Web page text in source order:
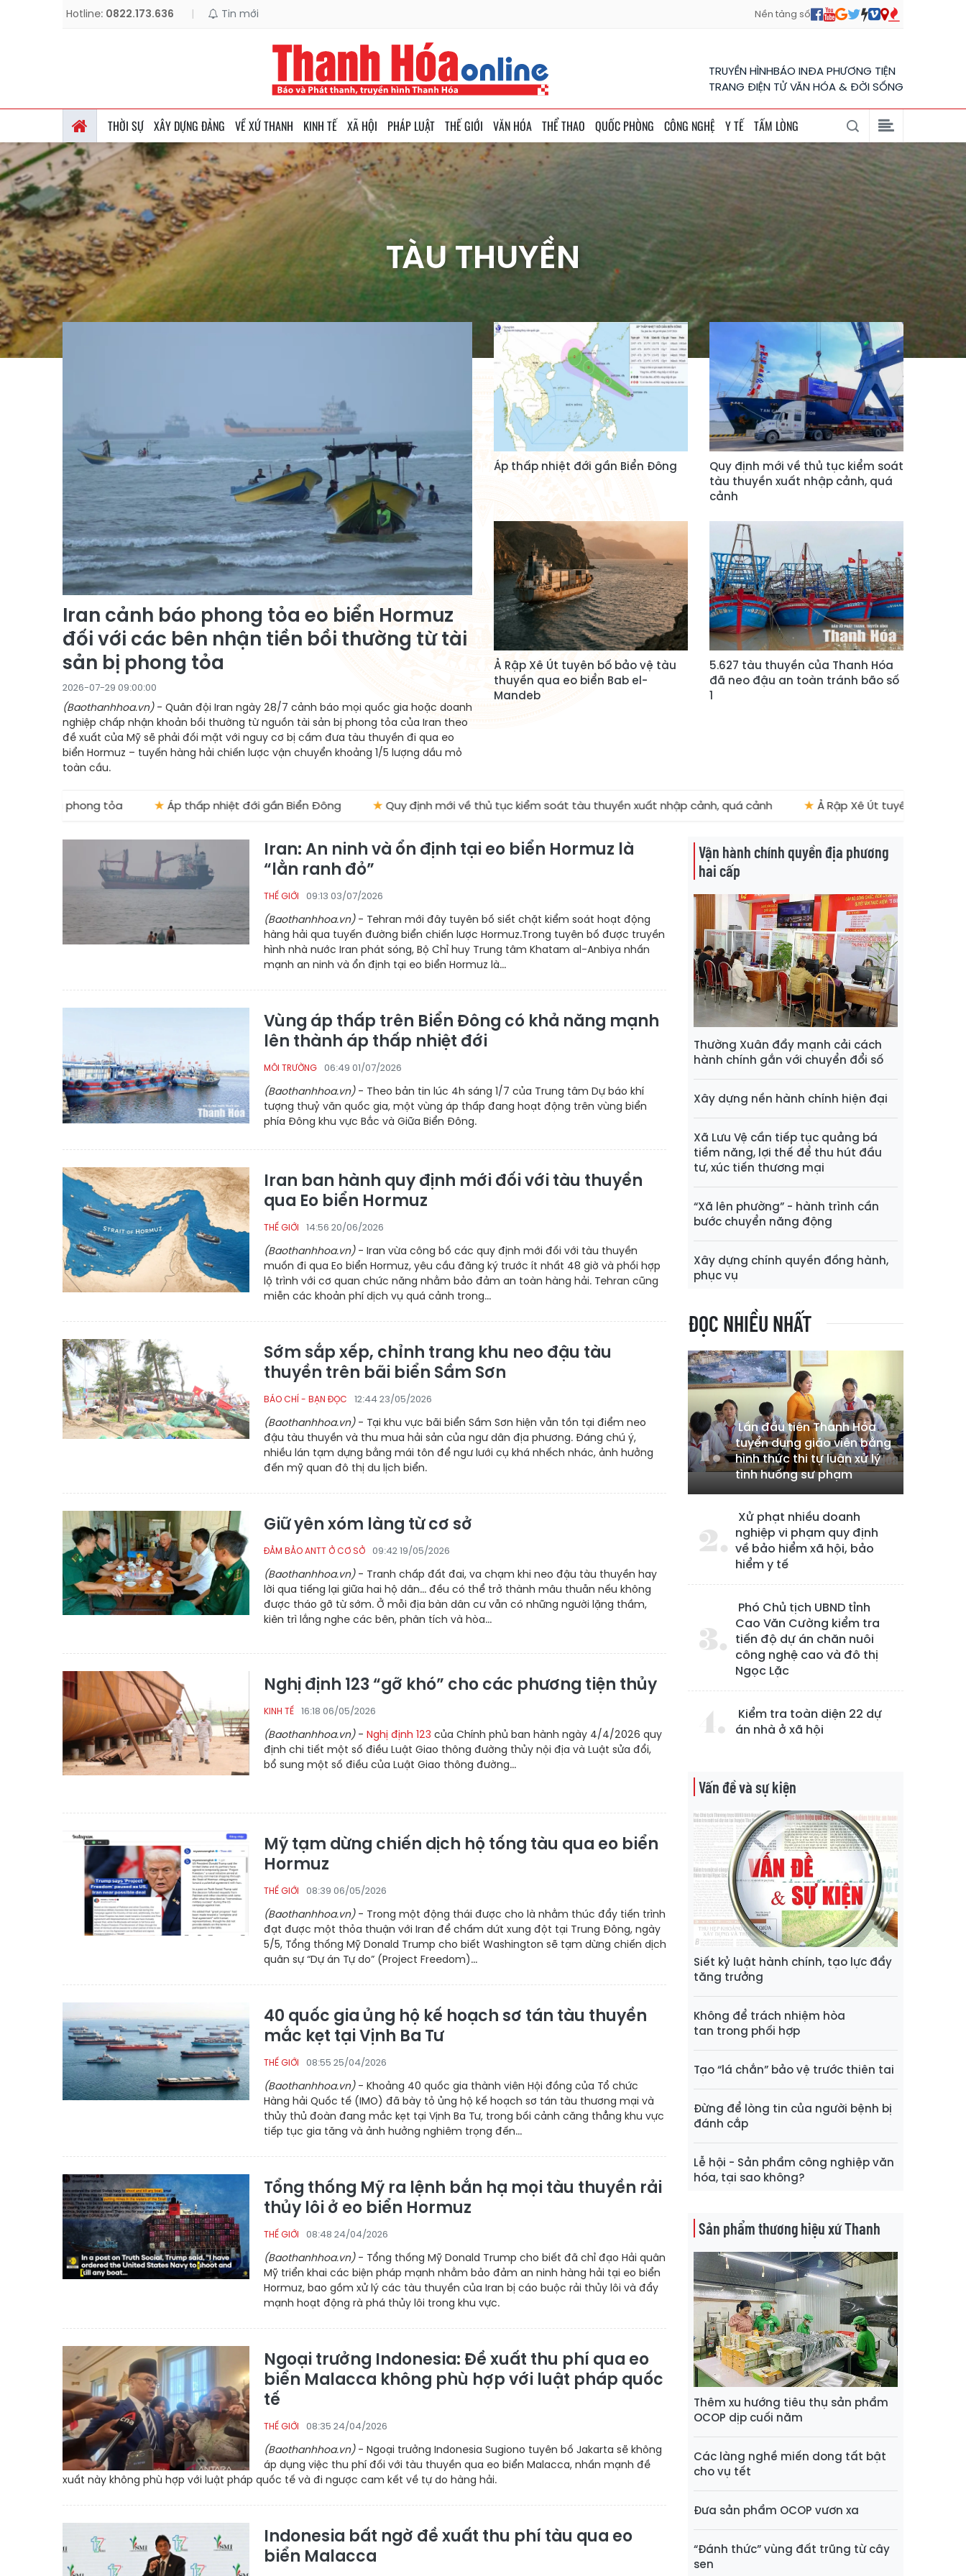
Hotline: 0822.173.636 | Tin mới Nền tảng số
TRUYỀN HÌNHBÁO INĐA PHƯƠNG TIỆN
TRANG ĐIỆN TỬ VĂN HÓA & ĐỜI SỐNG
THỜI SỰ XÂY DỰNG ĐẢNG VỀ XỨ THANH KINH TẾ XÃ HỘI PHÁP LUẬT THẾ GIỚI VĂN HÓA THỂ THAO QUỐC PHÒNG CÔNG NGHỆ Y TẾ TẤM LÒNG
TÀU THUYỀN
Iran cảnh báo phong tỏa eo biển Hormuz
đối với các bên nhận tiền bồi thường từ tài
sản bị phong tỏa
2026-07-29 09:00:00
(Baothanhhoa.vn)- Quân đội Iran ngày 28/7 cảnh báo mọi quốc gia hoặc doanh
nghiệp chấp nhận khoản bồi thường từ nguồn tài sản bị phong tỏa của Iran theo
đề xuất của Mỹ sẽ phải đối mặt với nguy cơ bị cấm đưa tàu thuyền đi qua eo
biển Hormuz – tuyến hàng hải chiến lược vận chuyển khoảng 1/5 lượng dầu mỏ
toàn cầu.
Áp thấp nhiệt đới gần Biển Đông
Quy định mới về thủ tục kiểm soát
tàu thuyền xuất nhập cảnh, quá
cảnh
Ả Rập Xê Út tuyên bố bảo vệ tàu
thuyền qua eo biển Bab el-
Mandeb
5.627 tàu thuyền của Thanh Hóa
đã neo đậu an toàn tránh bão số
1
★ Áp thấp nhiệt đới gần Biển Đông ★ Quy định mới về thủ tục kiểm soát tàu thuyền xuất nhập cảnh, quá cảnh ★ Ả Rập Xê Út tuyên bố bảo vệ tàu
Iran: An ninh và ổn định tại eo biển Hormuz là
“lằn ranh đỏ”
THẾ GIỚI 09:13 03/07/2026
(Baothanhhoa.vn)- Tehran mới đây tuyên bố siết chặt kiểm soát hoạt động
hàng hải qua tuyến đường biển chiến lược Hormuz.Trong tuyên bố được truyền
hình nhà nước Iran phát sóng, Bộ Chỉ huy Trung tâm Khatam al-Anbiya nhấn
mạnh an ninh và ổn định tại eo biển Hormuz là...
Vùng áp thấp trên Biển Đông có khả năng mạnh
lên thành áp thấp nhiệt đới
MÔI TRƯỜNG 06:49 01/07/2026
(Baothanhhoa.vn)- Theo bản tin lúc 4h sáng 1/7 của Trung tâm Dự báo khí
tượng thuỷ văn quốc gia, một vùng áp thấp đang hoạt động trên vùng biển
phía Đông khu vực Bắc và Giữa Biển Đông.
Iran ban hành quy định mới đối với tàu thuyền
qua Eo biển Hormuz
THẾ GIỚI 14:56 20/06/2026
(Baothanhhoa.vn)- Iran vừa công bố các quy định mới đối với tàu thuyền
muốn đi qua Eo biển Hormuz, yêu cầu đăng ký trước ít nhất 48 giờ và phối hợp
lộ trình với cơ quan chức năng nhằm bảo đảm an toàn hàng hải. Tehran cũng
miễn các khoản phí dịch vụ quá cảnh trong...
Sớm sắp xếp, chỉnh trang khu neo đậu tàu
thuyền trên bãi biển Sầm Sơn
BÁO CHÍ - BẠN ĐỌC 12:44 23/05/2026
(Baothanhhoa.vn)- Tại khu vực bãi biển Sầm Sơn hiện vẫn tồn tại điểm neo
đậu tàu thuyền và thu mua hải sản của ngư dân địa phương. Đáng chú ý,
nhiều lán tạm dựng bằng mái tôn để ngư lưới cụ khá nhếch nhác, ảnh hưởng
đến mỹ quan đô thị du lịch biển.
Giữ yên xóm làng từ cơ sở
ĐẢM BẢO ANTT Ở CƠ SỞ 09:42 19/05/2026
(Baothanhhoa.vn)- Tranh chấp đất đai, va chạm khi neo đậu tàu thuyền hay
lời qua tiếng lại giữa hai hộ dân... đều có thể trở thành mâu thuẫn nếu không
được tháo gỡ từ sớm. Ở mỗi địa bàn dân cư vẫn có những người lặng thầm,
kiên trì lắng nghe các bên, phân tích và hòa...
Nghị định 123 “gỡ khó” cho các phương tiện thủy
KINH TẾ 16:18 06/05/2026
(Baothanhhoa.vn)- Nghị định 123 của Chính phủ ban hành ngày 4/4/2026 quy
định chi tiết một số điều Luật Giao thông đường thủy nội địa và Luật sửa đổi,
bổ sung một số điều của Luật Giao thông đường...
Mỹ tạm dừng chiến dịch hộ tống tàu qua eo biển
Hormuz
THẾ GIỚI 08:39 06/05/2026
(Baothanhhoa.vn)- Trong một động thái được cho là nhằm thúc đẩy tiến trình
đạt được một thỏa thuận với Iran để chấm dứt xung đột tại Trung Đông, ngày
5/5, Tổng thống Mỹ Donald Trump cho biết Washington sẽ tạm dừng chiến dịch
quân sự “Dự án Tự do” (Project Freedom)...
40 quốc gia ủng hộ kế hoạch sơ tán tàu thuyền
mắc kẹt tại Vịnh Ba Tư
THẾ GIỚI 08:55 25/04/2026
(Baothanhhoa.vn)- Khoảng 40 quốc gia thành viên Hội đồng của Tổ chức
Hàng hải Quốc tế (IMO) đã bày tỏ ủng hộ kế hoạch sơ tán tàu thương mại và
thủy thủ đoàn đang mắc kẹt tại Vịnh Ba Tư, trong bối cảnh căng thẳng khu vực
tiếp tục gia tăng và ảnh hưởng nghiêm trọng đến...
Tổng thống Mỹ ra lệnh bắn hạ mọi tàu thuyền rải
thủy lôi ở eo biển Hormuz
THẾ GIỚI 08:48 24/04/2026
(Baothanhhoa.vn)- Tổng thống Mỹ Donald Trump cho biết đã chỉ đạo Hải quân
Mỹ triển khai các biện pháp mạnh nhằm bảo đảm an ninh hàng hải tại eo biển
Hormuz, bao gồm xử lý các tàu thuyền của Iran bị cáo buộc rải thủy lôi và đẩy
mạnh hoạt động rà phá thủy lôi trong khu vực.
Ngoại trưởng Indonesia: Đề xuất thu phí qua eo
biển Malacca không phù hợp với luật pháp quốc
tế
THẾ GIỚI 08:35 24/04/2026
(Baothanhhoa.vn)- Ngoại trưởng Indonesia Sugiono tuyên bố Jakarta sẽ không
áp dụng việc thu phí đối với tàu thuyền qua eo biển Malacca, nhấn mạnh đề
xuất này không phù hợp với luật pháp quốc tế và đi ngược cam kết về tự do hàng hải.
Indonesia bất ngờ đề xuất thu phí tàu qua eo
biển Malacca
Vận hành chính quyền địa phương
hai cấp
Thường Xuân đẩy mạnh cải cách
hành chính gắn với chuyển đổi số
Xây dựng nền hành chính hiện đại
Xã Lưu Vệ cần tiếp tục quảng bá
tiềm năng, lợi thế để thu hút đầu
tư, xúc tiến thương mại
“Xã lên phường” - hành trình cần
bước chuyển năng động
Xây dựng chính quyền đồng hành,
phục vụ
ĐỌC NHIỀU NHẤT
Lần đầu tiên Thanh Hóa
tuyển dụng giáo viên bằng
hình thức thi tự luận xử lý
tình huống sư phạm
Xử phạt nhiều doanh
nghiệp vi phạm quy định
về bảo hiểm xã hội, bảo
hiểm y tế
Phó Chủ tịch UBND tỉnh
Cao Văn Cường kiểm tra
tiến độ dự án chăn nuôi
công nghệ cao và đô thị
Ngọc Lặc
Kiểm tra toàn diện 22 dự
án nhà ở xã hội
Vấn đề và sự kiện
Siết kỷ luật hành chính, tạo lực đẩy
tăng trưởng
Không để trách nhiệm hòa
tan trong phối hợp
Tạo “lá chắn” bảo vệ trước thiên tai
Đừng để lòng tin của người bệnh bị
đánh cắp
Lễ hội - Sản phẩm công nghiệp văn
hóa, tại sao không?
Sản phẩm thương hiệu xứ Thanh
Thêm xu hướng tiêu thụ sản phẩm
OCOP dịp cuối năm
Các làng nghề miến dong tất bật
cho vụ tết
Đưa sản phẩm OCOP vươn xa
“Đánh thức” vùng đất trũng từ cây
sen